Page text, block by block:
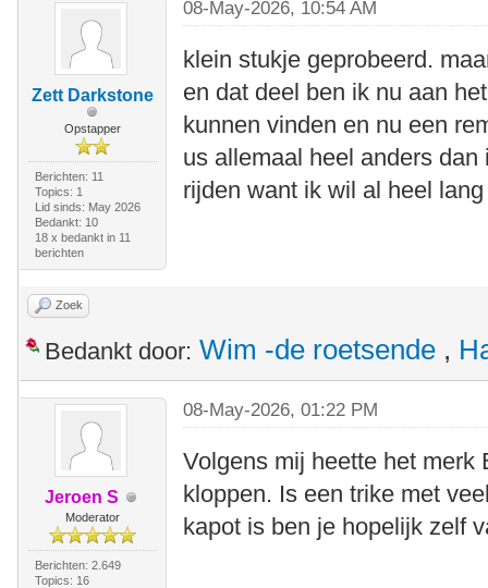
Zett Darkstone
Opstapper
Berichten: 11
Topics: 1
Lid sinds: May 2026
Bedankt: 10
18 x bedankt in 11
berichten
08-May-2026, 10:54 AM
klein stukje geprobeerd.
en dat deel ben ik nu aan
kunnen vinden en nu een
us allemaal heel anders
rijden want ik wil al heel
Zoek
Bedankt door: Wim -de roetsende ,
Jeroen S
Moderator
Berichten: 2.649
Topics: 16
08-May-2026, 01:22 PM
Volgens mij heette het merk
kloppen. Is een trike met
kapot is ben je hopelijk zelf